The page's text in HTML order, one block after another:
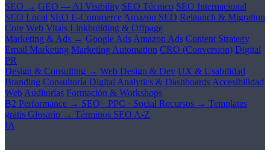
SEO → GEO — AI Visibility SEO Técnico SEO Internacional
SEO Local SEO E-Commerce Amazon SEO Relaunch & Migration
Core Web Vitals Linkbuilding & Offpage
Marketing & Ads → Google Ads Amazon Ads Content Strategy
Email Marketing Marketing Automation CRO (Conversion) Digital
PR
Design & Consulting → Web Design & Dev UX & Usabilidad
Branding Consultoría Digital Analytics & Dashboards Accesibilidad
Web Auditorías Formación & Workshops
B2 Performance → SEO · PPC · Social Recursos → Templates
gratis Glosario → Términos SEO A-Z
IA